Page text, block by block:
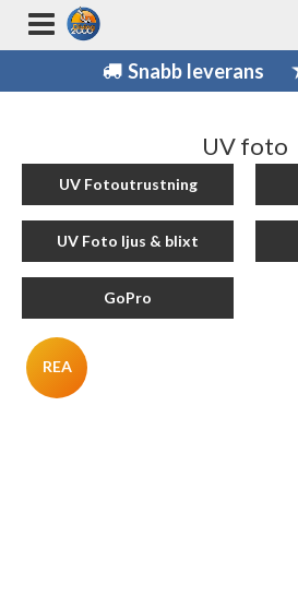
Snabb leverans
UV foto
UV Fotoutrustning
UV Foto ljus & blixt
GoPro
REA